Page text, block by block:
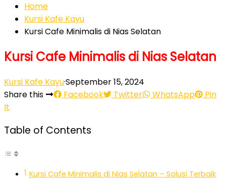
Home
Kursi Kafe Kayu
Kursi Cafe Minimalis di Nias Selatan
Kursi Cafe Minimalis di Nias Selatan
Kursi Kafe Kayu·September 15, 2024
Share this
Facebook Twitter WhatsApp
Pin
It
Table of Contents
Kursi Cafe Minimalis di Nias Selatan – Solusi Terbaik